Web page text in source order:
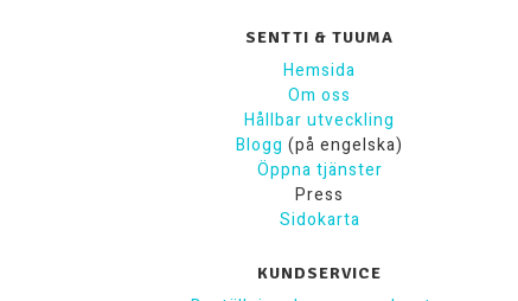
SENTTI & TUUMA
Hemsida
Om oss
Hållbar utveckling
Blogg (på engelska)
Öppna tjänster
Press
Sidokarta
KUNDSERVICE